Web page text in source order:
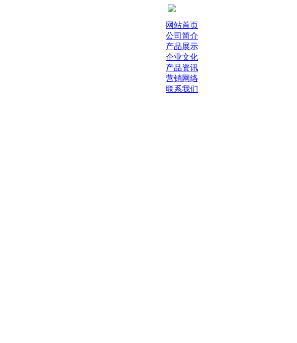
网站首页
公司简介
产品展示
企业文化
产品资讯
营销网络
联系我们